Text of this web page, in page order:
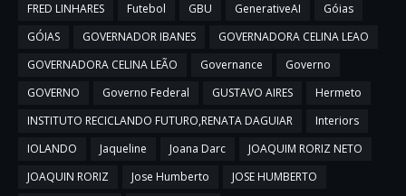
FRED LINHARES
Futebol GBU GenerativeAI
Góias
GÓIAS
GOVERNADOR IBANES
GOVERNADORA CELINA LEAO
GOVERNADORA CELINA LEÃO
Governance
Governo
GOVERNO
Governo Federal GUSTAVO AIRES
Hermeto
INSTITUTO RECICLANDO FUTURO,RENATA DAGUIAR
Interiors
IOLANDO
Jaqueline Joana Darc
JOAQUIM RORIZ NETO
JOAQUIN RORIZ
Jose Humberto
JOSE HUMBERTO